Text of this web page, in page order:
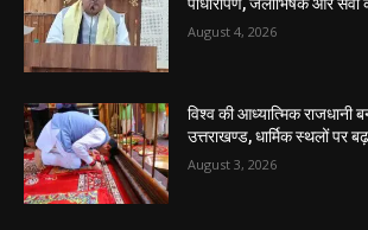
August 4, 2026
विश्व की आध्यात्मिक राजधानी
उत्तराखण्ड, धार्मिक स्थलों पर
August 3, 2026